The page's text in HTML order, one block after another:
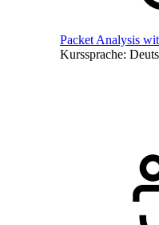
Packet Analysis
Kurssprache: